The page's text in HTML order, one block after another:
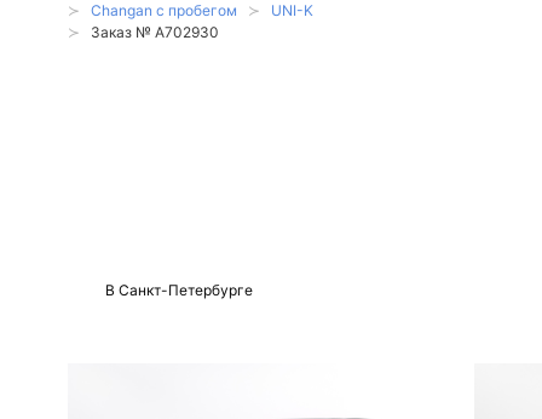
Changan с пробегом
UNI-K
Заказ № A702930
В Санкт-Петербурге